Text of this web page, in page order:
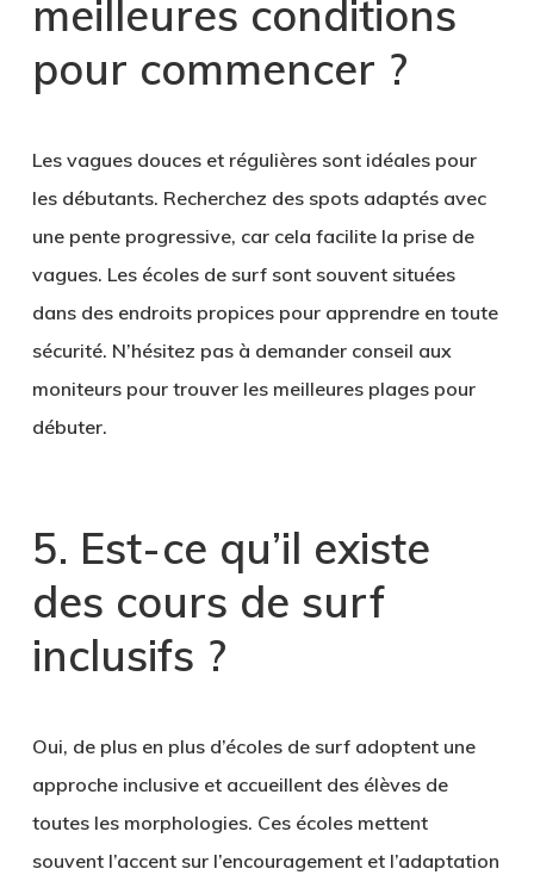
meilleures conditions
pour commencer ?
Les vagues douces et régulières sont idéales pour
les débutants. Recherchez des spots adaptés avec
une pente progressive, car cela facilite la prise de
vagues. Les écoles de surf sont souvent situées
dans des endroits propices pour apprendre en toute
sécurité. N’hésitez pas à demander conseil aux
moniteurs pour trouver les meilleures plages pour
débuter.
5. Est-ce qu’il existe
des cours de surf
inclusifs ?
Oui, de plus en plus d’écoles de surf adoptent une
approche inclusive et accueillent des élèves de
toutes les morphologies. Ces écoles mettent
souvent l’accent sur l’encouragement et l’adaptation